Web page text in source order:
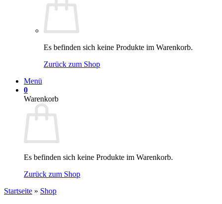
Es befinden sich keine Produkte im Warenkorb.
Zurück zum Shop
Menü
0
Warenkorb
Es befinden sich keine Produkte im Warenkorb.
Zurück zum Shop
Startseite » Shop